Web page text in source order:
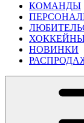
КОМАНДЫ
НОВИНКИ